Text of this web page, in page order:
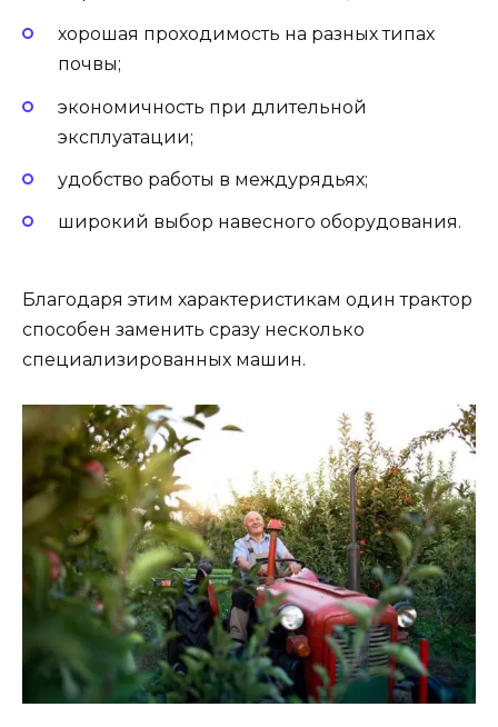
хорошая проходимость на разных типах
почвы;
экономичность при длительной
эксплуатации;
удобство работы в междурядьях;
широкий выбор навесного оборудования.
Благодаря этим характеристикам один трактор
способен заменить сразу несколько
специализированных машин.